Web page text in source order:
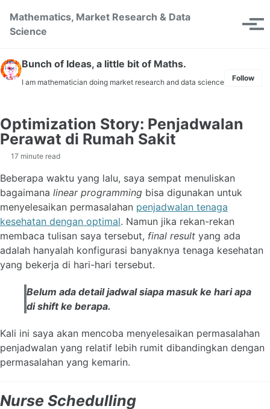
Mathematics, Market Research & Data
Science
Toggle
Bunch of Ideas, a little bit of Maths.
I am mathematician doing market research and data science Follow
Optimization Story: Penjadwalan
Perawat di Rumah Sakit
17 minute read
Beberapa waktu yang lalu, saya sempat menuliskan
bagaimana linear programming bisa digunakan untuk
menyelesaikan permasalahan penjadwalan tenaga
kesehatan dengan optimal. Namun jika rekan-rekan
membaca tulisan saya tersebut, final result yang ada
adalah hanyalah konfigurasi banyaknya tenaga kesehatan
yang bekerja di hari-hari tersebut.
Belum ada detail jadwal siapa masuk ke hari apa
di shift ke berapa.
Kali ini saya akan mencoba menyelesaikan permasalahan
penjadwalan yang relatif lebih rumit dibandingkan dengan
permasalahan yang kemarin.
Nurse Schedulling